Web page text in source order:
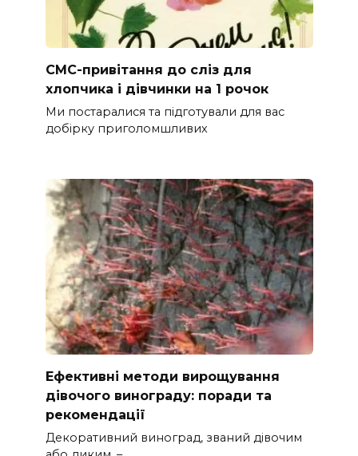
СМС-привітання до сліз для
хлопчика і дівчинки на 1 рочок
Ми постаралися та підготували для вас
добірку приголомшливих
Ефективні методи вирощування
дівочого винограду: поради та
рекомендації
Декоративний виноград, званий дівочим